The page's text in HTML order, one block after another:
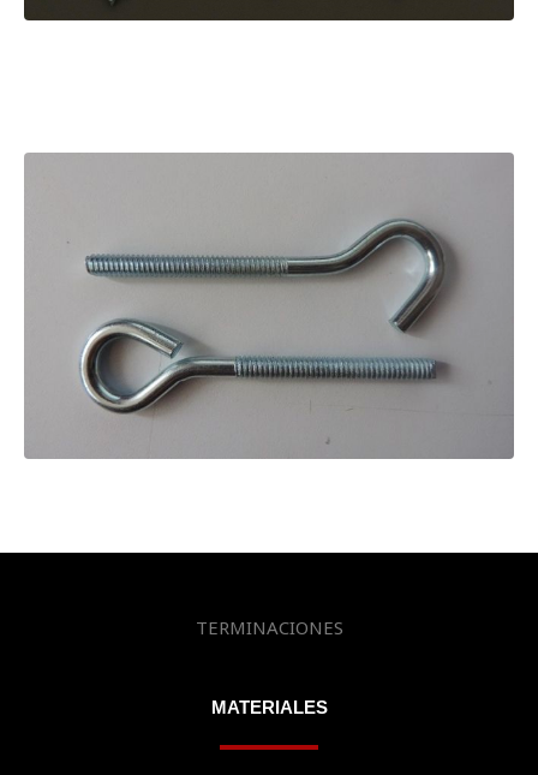
TERMINACIONES
MATERIALES